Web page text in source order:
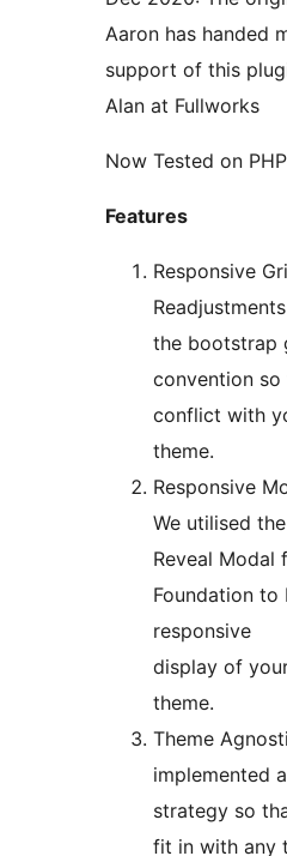
Aaron has handed
support of this
Alan at Fullworks
Now Tested on
Features
Responsive
the bootstrap
convention
conflict with
theme.
Responsive
We utilised
Reveal Modal
Foundation to
responsive
display of
theme.
Theme
implemented
strategy so
fit in with any